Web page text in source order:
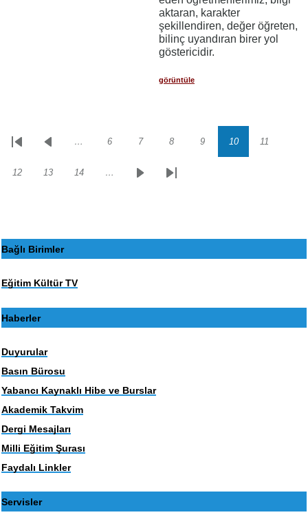
aktaran, karakter
şekillendiren, değer öğreten,
bilinç uyandıran birer yol
göstericidir.
görüntüle
Sayfalama
İlk
Önceki… Sayfa
6 Sayfa
7 Sayfa
8 Sayfa
9 Sayfa
10 Sayfa
11
Sayfa
12 Sayfa
13 Sayfa
14 …
SonrakiSon
Bağlı Birimler
Eğitim Kültür TV
Haberler
Duyurular
Basın Bürosu
Yabancı Kaynaklı Hibe ve Burslar
Akademik Takvim
Dergi Mesajları
Milli Eğitim Şurası
Faydalı Linkler
Servisler